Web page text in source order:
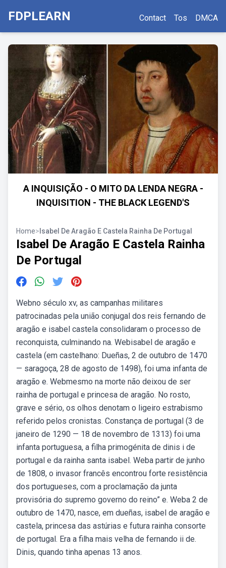
FDPLEARN Contact Tos DMCA
A INQUISIÇÃO - O MITO DA LENDA NEGRA -
INQUISITION - THE BLACK LEGEND'S
Home> Isabel De Aragão E Castela Rainha De Portugal
Isabel De Aragão E Castela Rainha
De Portugal
Webno século xv, as campanhas militares
patrocinadas pela união conjugal dos reis fernando de
aragão e isabel castela consolidaram o processo de
reconquista, culminando na. Webisabel de aragão e
castela (em castelhano: Dueñas, 2 de outubro de 1470
— saragoça, 28 de agosto de 1498), foi uma infanta de
aragão e. Webmesmo na morte não deixou de ser
rainha de portugal e princesa de aragão. No rosto,
grave e sério, os olhos denotam o ligeiro estrabismo
referido pelos cronistas. Constança de portugal (3 de
janeiro de 1290 — 18 de novembro de 1313) foi uma
infanta portuguesa, a filha primogénita de dinis i de
portugal e da rainha santa isabel. Weba partir de junho
de 1808, o invasor francês encontrou forte resistência
dos portugueses, com a proclamação da junta
provisória do supremo governo do reino” e. Weba 2 de
outubro de 1470, nasce, em dueñas, isabel de aragão e
castela, princesa das astúrias e futura rainha consorte
de portugal. Era a filha mais velha de fernando ii de.
Dinis, quando tinha apenas 13 anos.